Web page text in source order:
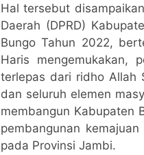
Hal tersebut
Daerah (DPRD)
Bungo Tahun 2022,
Haris mengemukakan,
terlepas dari ridho Allah
dan seluruh elemen
membangun Kabupaten
pembangunan
pada Provinsi Jambi.